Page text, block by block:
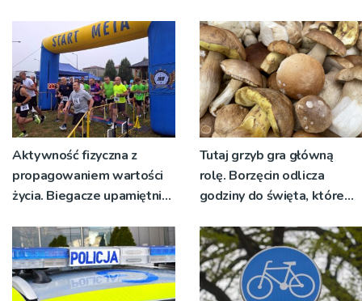
żywo [ZDJĘCIA]
Aktywność fizyczna z
propagowaniem wartości
życia. Biegacze upamiętnili
Tutaj grzyb gra główną
rolę. Borzęcin odlicza
godziny do święta, które
pokoleń